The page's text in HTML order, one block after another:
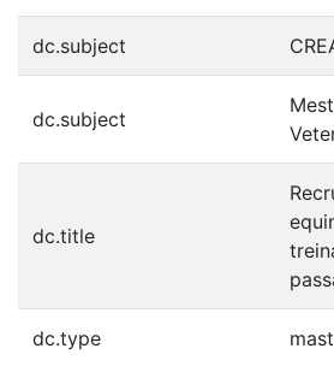
dc.subject
dc.subject
dc.title
dc.type